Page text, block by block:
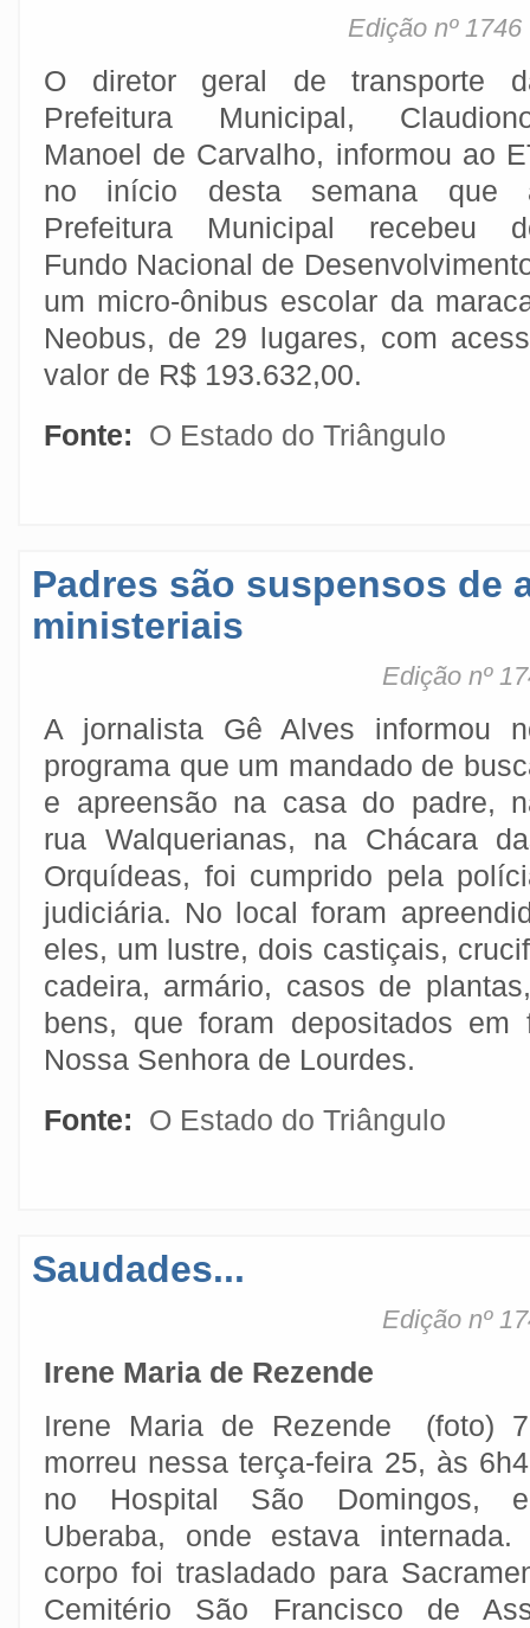
Edição nº
O diretor geral de transporte
Prefeitura Municipal,
Manoel de Carvalho, informou ao
no início desta semana que
Prefeitura Municipal recebeu
Fundo Nacional de
um micro-ônibus escolar da
Neobus, de 29 lugares, com
valor de R$ 193.632,00.
Fonte:
O Estado do Triângulo
Padres são suspensos de
ministeriais
Edição nº
A jornalista Gê Alves informou
programa que um mandado de
e apreensão na casa do padre,
rua Walquerianas, na Chácara
Orquídeas, foi cumprido pela
judiciária. No local foram
eles, um lustre, dois castiçais,
cadeira, armário, casos de
bens, que foram depositados em
Nossa Senhora de Lourdes.
Fonte:
O Estado do Triângulo
Saudades...
Edição nº
Irene Maria de Rezende
Irene Maria de Rezende (foto)
morreu nessa terça-feira 25, às
no Hospital São Domingos,
Uberaba, onde estava internada.
corpo foi trasladado para
Cemitério São Francisco de